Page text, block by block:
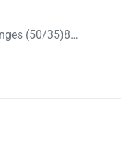
(50/35)8…